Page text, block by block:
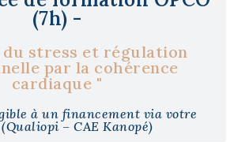
(7h) -
du stress et régulation
par la cohérence
cardiaque "
à un financement via votre
(Qualiopi – CAE Kanopé)